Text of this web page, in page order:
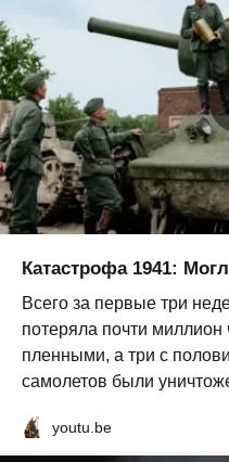
Катастрофа 1941:
Всего за первые три
потеряла почти миллион
пленными, а три с
самолетов были
youtu.be